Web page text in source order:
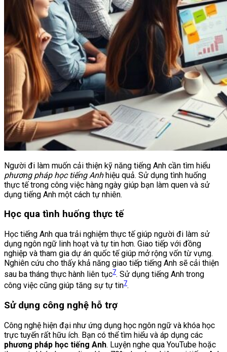
Người đi làm muốn cải thiện kỹ năng tiếng Anh cần tìm hiểu
phương pháp học tiếng Anhhiệu quả. Sử dụng tình huống
thực tế trong công việc hàng ngày giúp bạn làm quen và sử
dụng tiếng Anh một cách tự nhiên.
Học qua tình huống thực tế
Học tiếng Anh qua trải nghiệm thực tế giúp người đi làm sử
dụng ngôn ngữ linh hoạt và tự tin hơn. Giao tiếp với đồng
nghiệp và tham gia dự án quốc tế giúp mở rộng vốn từ vựng.
Nghiên cứu cho thấy khả năng giao tiếp tiếng Anh sẽ cải thiện
sau ba tháng thực hành liên tục7. Sử dụng tiếng Anh trong
công việc cũng giúp tăng sự tự tin7.
Sử dụng công nghệ hỗ trợ
Công nghệ hiện đại như ứng dụng học ngôn ngữ và khóa học
trực tuyến rất hữu ích. Bạn có thể tìm hiểu và áp dụng các
phương pháp học tiếng Anh. Luyện nghe qua YouTube hoặc